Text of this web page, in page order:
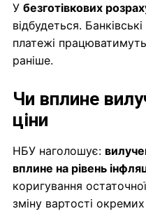
У безготівкових
відбудеться.
платежі
раніше.
Чи вплине
ціни
НБУ наголошує:
вплине на рівень
коригування
зміну вартості окремих